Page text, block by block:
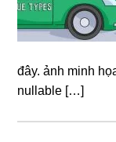
đây. ảnh minh
nullable […]